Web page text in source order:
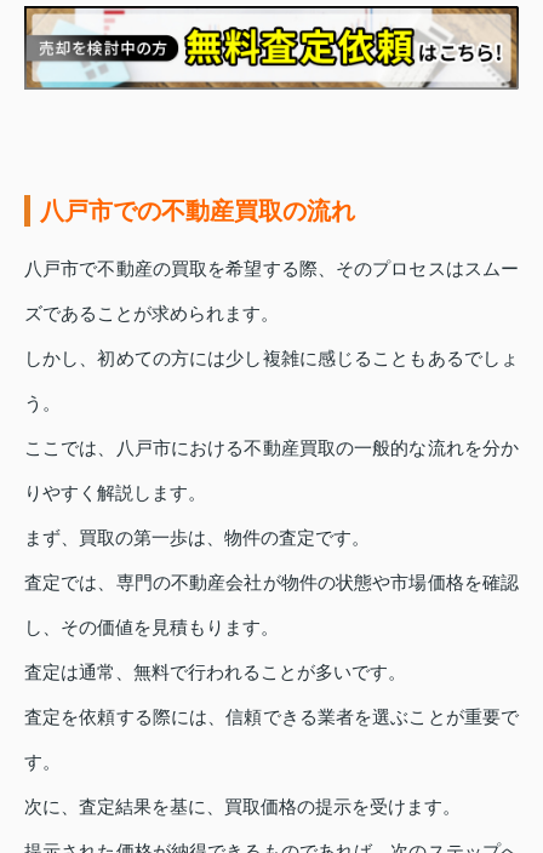
八戸市での不動産買取の流れ
八戸市で不動産の買取を希望する際、そのプロセスはスムー
ズであることが求められます。
しかし、初めての方には少し複雑に感じることもあるでしょ
う。
ここでは、八戸市における不動産買取の一般的な流れを分か
りやすく解説します。
まず、買取の第一歩は、物件の査定です。
査定では、専門の不動産会社が物件の状態や市場価格を確認
し、その価値を見積もります。
査定は通常、無料で行われることが多いです。
査定を依頼する際には、信頼できる業者を選ぶことが重要で
す。
次に、査定結果を基に、買取価格の提示を受けます。